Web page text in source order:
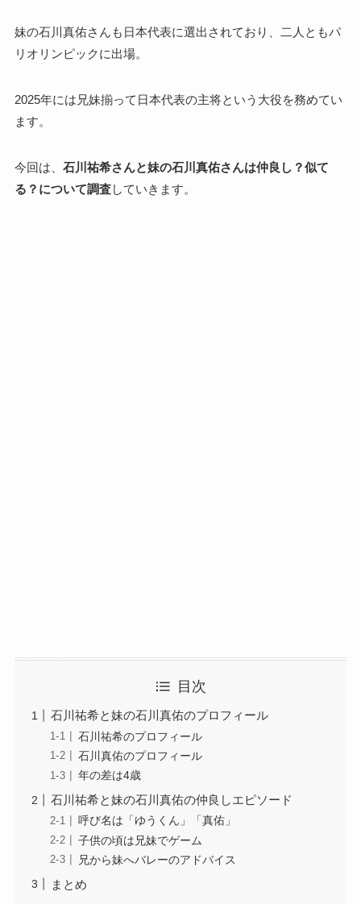
妹の石川真佑さんも日本代表に選出されており、二人ともパ
リオリンピックに出場。
2025年には兄妹揃って日本代表の主将という大役を務めてい
ます。
今回は、 石川祐希さんと妹の石川真佑さんは仲良し？似て
る？について調査していきます。
目次
石川祐希と妹の石川真佑のプロフィール
石川祐希のプロフィール
石川真佑のプロフィール
年の差は4歳
石川祐希と妹の石川真佑の仲良しエピソード
呼び名は「ゆうくん」「真佑」
子供の頃は兄妹でゲーム
兄から妹へバレーのアドバイス
まとめ